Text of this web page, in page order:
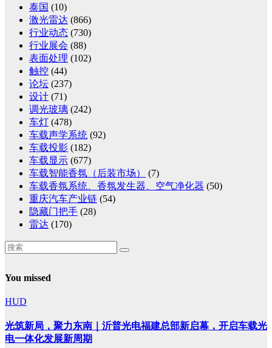
泰国 (10)
激光雷达 (866)
行业动态 (730)
行业展会 (88)
表面处理 (102)
触控 (44)
论坛 (237)
设计 (71)
调光玻璃 (242)
车灯 (478)
车载声学系统 (92)
车载投影 (182)
车载显示 (677)
车载智能香氛（后装市场）
(7)
车载香氛系统、香氛发生器、空气净化器 (50)
重庆汽车产业链 (54)
隐藏门把手 (28)
雷达 (170)
You missed
HUD
光筑新局，聚力东南｜沂普光电福建总部新启幕，开启车载光
电一体化发展新周期